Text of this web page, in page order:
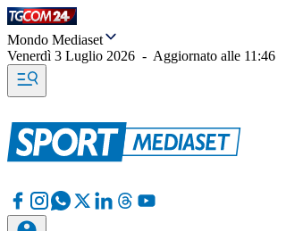
Mondo Mediaset
Venerdì 3 Luglio 2026 - Aggiornato alle 11:46